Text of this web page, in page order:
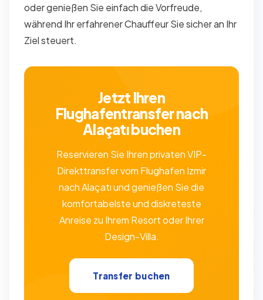
oder genießen Sie einfach die Vorfreude,
während Ihr erfahrener Chauffeur Sie sicher an Ihr
Ziel steuert.
Jetzt Ihren
Flughafentransfer nach
Alaçatı buchen
Reservieren Sie Ihren privaten VIP-
Direkttransfer vom Flughafen Izmir
nach Alaçatı und genießen Sie die
komfortabelste und diskreteste
Anreise zu Ihrem Resort oder Ihrer
Design-Villa.
Transfer buchen